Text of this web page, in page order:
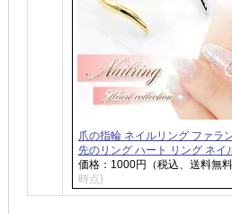
爪の指輪 ネイルリング ファラ
先のリング ハート リング ネイ
価格：1000円（税込、送料無
時点)